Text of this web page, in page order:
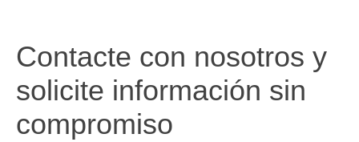
Contacte con nosotros y
solicite información sin
compromiso